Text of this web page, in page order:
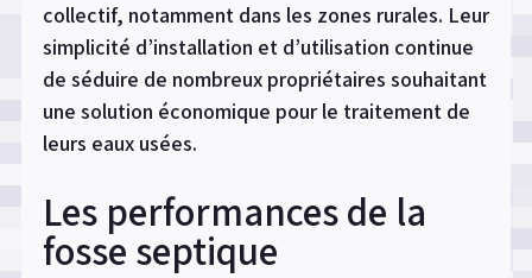
collectif, notamment dans les zones rurales. Leur
simplicité d’installation et d’utilisation continue
de séduire de nombreux propriétaires souhaitant
une solution économique pour le traitement de
leurs eaux usées.
Les performances de la
fosse septique